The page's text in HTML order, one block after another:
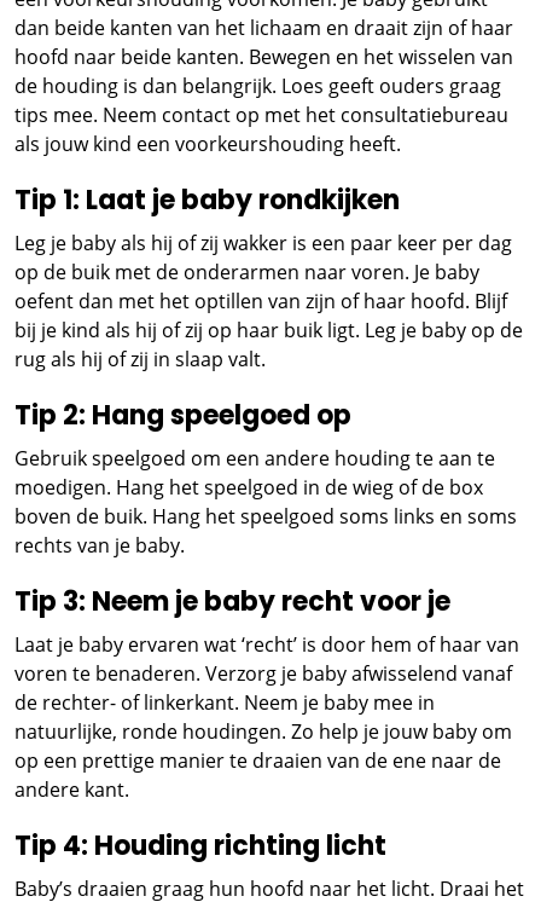
dan beide kanten van het lichaam en draait zijn of haar
hoofd naar beide kanten. Bewegen en het wisselen van
de houding is dan belangrijk. Loes geeft ouders graag
tips mee. Neem contact op met het consultatiebureau
als jouw kind een voorkeurshouding heeft.
Tip 1: Laat je baby rondkijken
Leg je baby als hij of zij wakker is een paar keer per dag
op de buik met de onderarmen naar voren. Je baby
oefent dan met het optillen van zijn of haar hoofd. Blijf
bij je kind als hij of zij op haar buik ligt. Leg je baby op de
rug als hij of zij in slaap valt.
Tip 2: Hang speelgoed op
Gebruik speelgoed om een andere houding te aan te
moedigen. Hang het speelgoed in de wieg of de box
boven de buik. Hang het speelgoed soms links en soms
rechts van je baby.
Tip 3: Neem je baby recht voor je
Laat je baby ervaren wat ‘recht’ is door hem of haar van
voren te benaderen. Verzorg je baby afwisselend vanaf
de rechter- of linkerkant. Neem je baby mee in
natuurlijke, ronde houdingen. Zo help je jouw baby om
op een prettige manier te draaien van de ene naar de
andere kant.
Tip 4: Houding richting licht
Baby’s draaien graag hun hoofd naar het licht. Draai het